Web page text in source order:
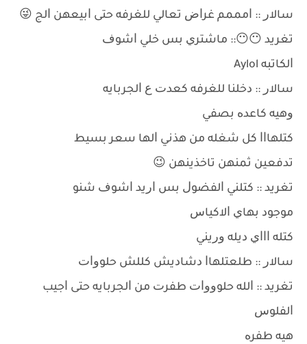
ﺳﺎﻻﺭ :: ﺍﻣﻤﻤﻢ ﻏﺮﺍﺽ ﺗﻌﺎﻟﻲ ﻟﻠﻐﺮﻓﻪ ﺣﺘﻰ ﺍﺑﻴﻌﻬﻦ ﺍﻟﺞ 😜
ﺗﻐﺮﻳﺪ 😶😶:: ﻣﺎﺷﺘﺮﻱ ﺑﺲ ﺧﻠﻲ ﺍﺷﻮﻑ
ﺍﻟﻜﺎﺗﺒﻪ Aylol
ﺳﺎﻻﺭ :: ﺩﺧﻠﻨﺎ ﻟﻠﻐﺮﻓﻪ ﻛﻌﺪﺕ ﻉ ﺍﻟﺠﺮﺑﺎﻳﻪ
ﻭﻫﻴﻪ ﻛﺎﻋﺪﻩ ﺑﺼﻔﻲ
ﻛﺘﻠﻬﺎﺍﺍ ﻛﻞ ﺷﻐﻠﻪ ﻣﻦ ﻫﺬﻧﻲ ﺍﻟﻬﺎ ﺳﻌﺮ ﺑﺴﻴﻂ
ﺗﺪﻓﻌﻴﻦ ﺛﻤﻨﻬﻦ ﺗﺎﺧﺬﻳﻨﻬﻦ 😉
ﺗﻐﺮﻳﺪ :: ﻛﺘﻠﻨﻲ ﺍﻟﻔﻀﻮﻝ ﺑﺲ ﺍﺭﻳﺪ ﺍﺷﻮﻑ ﺷﻨﻮ
ﻣﻮﺟﻮﺩ ﺑﻬﺎﻱ ﺍﻻﻛﻴﺎﺱ
ﻛﺘﻠﻪ ﺍﺍﺍﻱ ﺩﻳﻠﻪ ﻭﺭﻳﻨﻲ
ﺳﺎﻻﺭ :: ﻃﻠﻌﺘﻠﻬﺎﺍ ﺩﺷﺎﺩﻳﺶ ﻛﻠﻠﺶ ﺣﻠﻮﻭﺍﺕ
ﺗﻐﺮﻳﺪ :: ﺍﻟﻠﻪ ﺣﻠﻮﻭﻭﺍﺕ ﻃﻔﺮﺕ ﻣﻦ ﺍﻟﺠﺮﺑﺎﻳﻪ ﺣﺘﻰ ﺍﺟﻴﺐ
ﺍﻟﻔﻠﻮﺱ
ﻫﻴﻪ ﻃﻔﺮﻩ